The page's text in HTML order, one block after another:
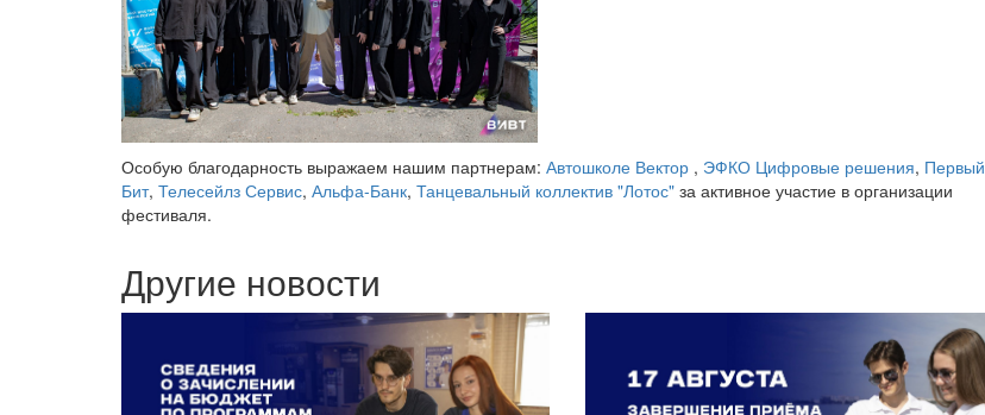
Особую благодарность выражаем нашим партнерам: Автошколе Вектор , ЭФКО Цифровые решения, Первый
Бит, Телесейлз Сервис, Альфа-Банк, Танцевальный коллектив "Лотос" за активное участие в организации
фестиваля.
Другие новости